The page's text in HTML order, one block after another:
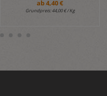
ab4,40 €
Grundpreis:44,00 € / Kg